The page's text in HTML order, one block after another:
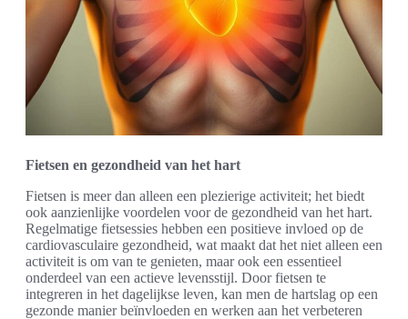
Fietsen en gezondheid van het hart
Fietsen is meer dan alleen een plezierige activiteit; het biedt
ook aanzienlijke voordelen voor de gezondheid van het hart.
Regelmatige fietsessies hebben een positieve invloed op de
cardiovasculaire gezondheid, wat maakt dat het niet alleen een
activiteit is om van te genieten, maar ook een essentieel
onderdeel van een actieve levensstijl. Door fietsen te
integreren in het dagelijkse leven, kan men de hartslag op een
gezonde manier beïnvloeden en werken aan het verbeteren